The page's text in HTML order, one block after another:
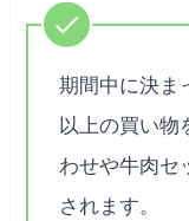
期間中に決ま
以上の買い物
わせや牛肉セ
されます。